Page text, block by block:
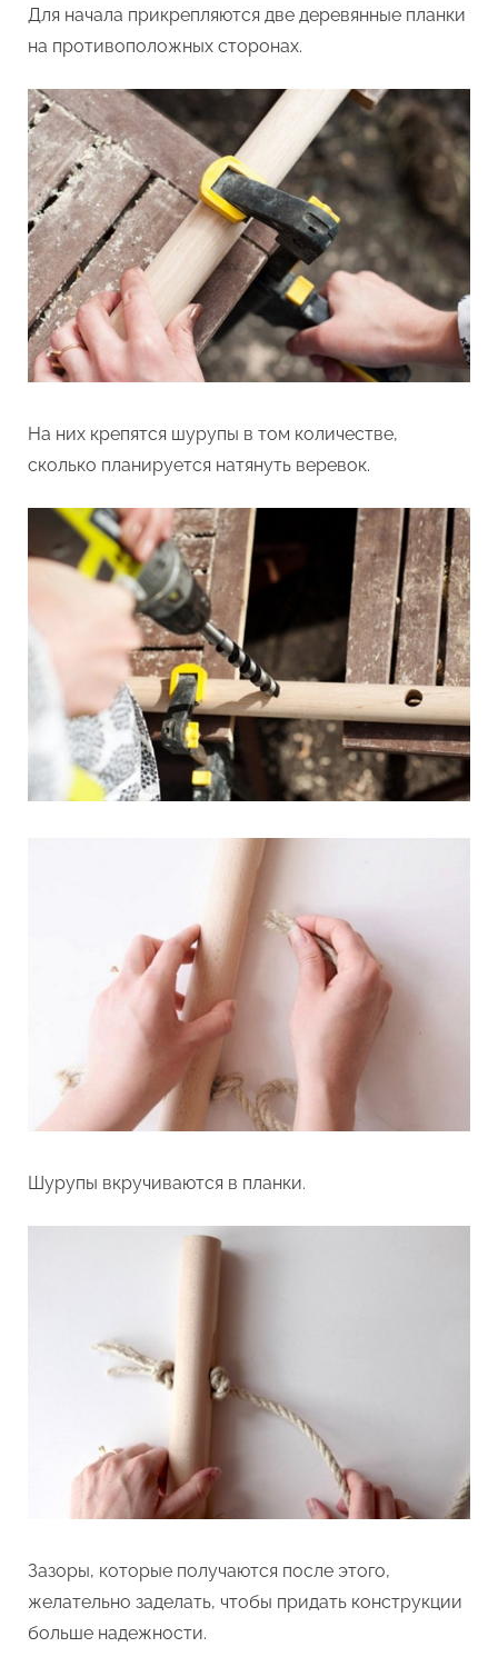
Для начала прикрепляются две деревянные планки
на противоположных сторонах.
На них крепятся шурупы в том количестве,
сколько планируется натянуть веревок.
Шурупы вкручиваются в планки.
Зазоры, которые получаются после этого,
желательно заделать, чтобы придать конструкции
больше надежности.